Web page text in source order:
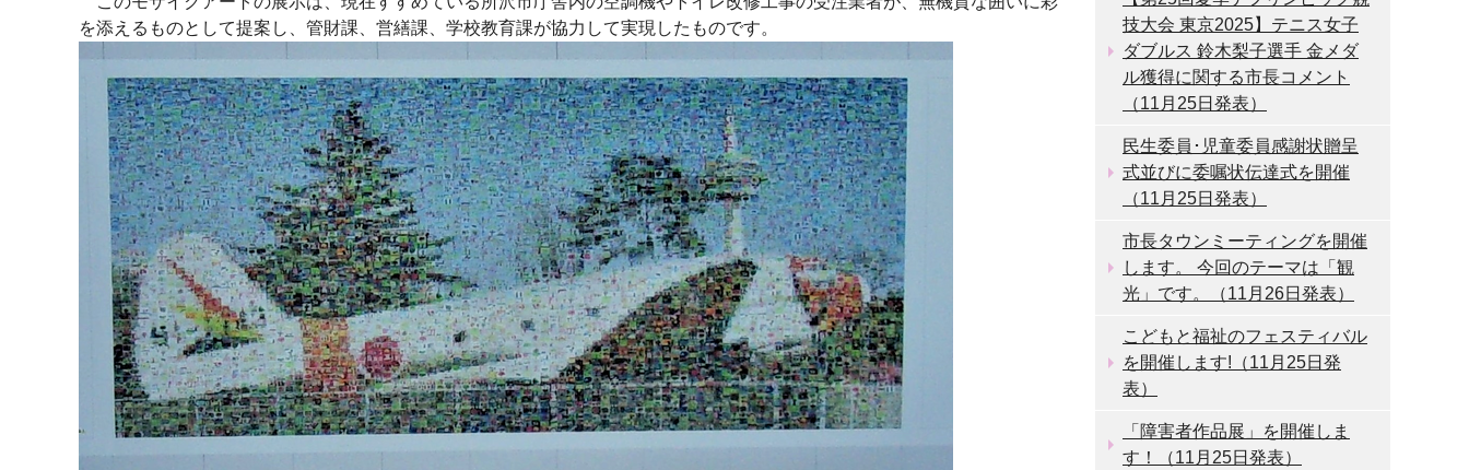
を添えるものとして提案し、管財課、営繕課、学校教育課が協力して実現したものです。
技大会 東京2025】テニス女子
ダブルス 鈴木梨子選手 金メダ
ル獲得に関する市長コメント
（11月25日発表）
民生委員･児童委員感謝状贈呈
式並びに委嘱状伝達式を開催
（11月25日発表）
市長タウンミーティングを開催
します。 今回のテーマは「観
光」です。（11月26日発表）
こどもと福祉のフェスティバル
を開催します!（11月25日発
表）
「障害者作品展」を開催しま
す！（11月25日発表）